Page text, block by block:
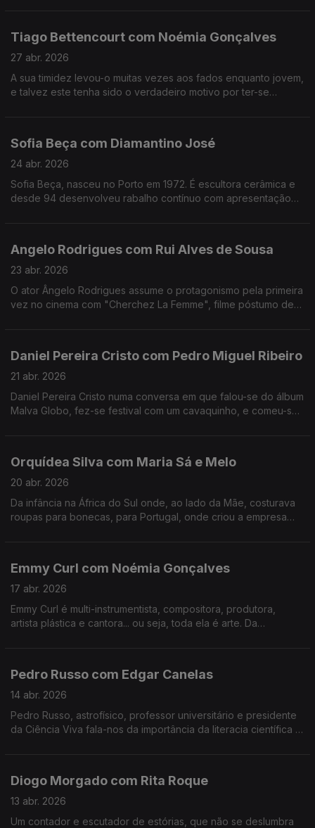
Tiago Bettencourt com Noémia Gonçalves
27 abr. 2026
A sua timidez levou-o muitas vezes aos fados enquanto jovem,
e talvez este tenha sido o verdadeiro motivo por ter-se
Sofia Beça com Diamantino José
24 abr. 2026
Sofia Beça, nasceu no Porto em 1972. É escultora cerâmica e
desde 94 desenvolveu rabalho contínuo com apresentação
Angelo Rodrigues com Rui Alves de Sousa
23 abr. 2026
O ator Ângelo Rodrigues assume o protagonismo pela primeira
vez no cinema com "Cherchez La Femme", filme póstumo de
Daniel Pereira Cristo com Pedro Miguel Ribeiro
21 abr. 2026
Daniel Pereira Cristo numa conversa em que falou-se do álbum
Malva Globo, fez-se festival com um cavaquinho, e comeu-se
Orquídea Silva com Maria Sá e Melo
20 abr. 2026
Da infância na África do Sul onde, ao lado da Mãe, costurava
roupas para bonecas, para Portugal, onde criou a empresa
Emmy Curl com Noémia Gonçalves
17 abr. 2026
Emmy Curl é multi-instrumentista, compositora, produtora,
artista plástica e cantora... ou seja, toda ela é arte. Da
Pedro Russo com Edgar Canelas
14 abr. 2026
Pedro Russo, astrofísico, professor universitário e presidente
da Ciência Viva fala-nos da importância da literacia científica e
Diogo Morgado com Rita Roque
13 abr. 2026
Um contador e escutador de estórias, que não se deslumbra